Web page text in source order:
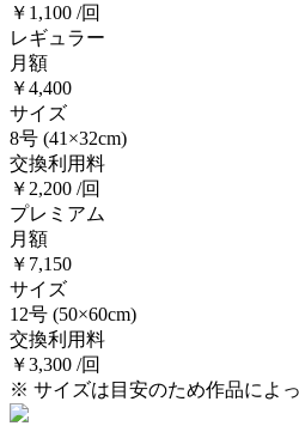
￥1,100 /回
レギュラー
月額
￥4,400
サイズ
8号 (41×32cm)
交換利用料
￥2,200 /回
プレミアム
月額
￥7,150
サイズ
12号 (50×60cm)
交換利用料
￥3,300 /回
※ サイズは目安のため作品によ